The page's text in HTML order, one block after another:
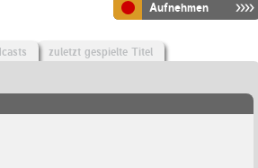
Aufnehmen
zuletzt gespielte Titel